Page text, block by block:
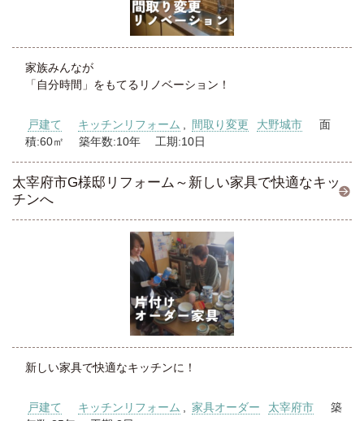
家族みんなが
「自分時間」をもてるリノベーション！
戸建て キッチンリフォーム 間取り変更 大野城市
面
積:60㎡ 築年数:10年 工期:10日
太宰府市G様邸リフォーム～新しい家具で快適なキッ
チンへ
新しい家具で快適なキッチンに！
戸建て キッチンリフォーム 家具オーダー 太宰府市
築